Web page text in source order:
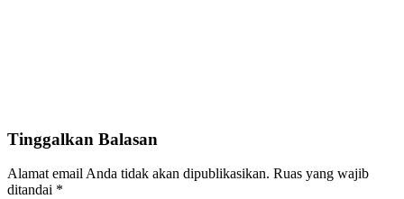
Tinggalkan Balasan
Alamat email Anda tidak akan dipublikasikan. Ruas yang wajib
ditandai *